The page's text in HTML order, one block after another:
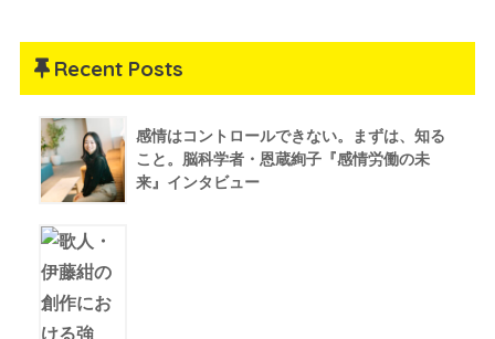
Recent Posts
感情はコントロールできない。まずは、知る
こと。脳科学者・恩蔵絢子『感情労働の未
来』インタビュー